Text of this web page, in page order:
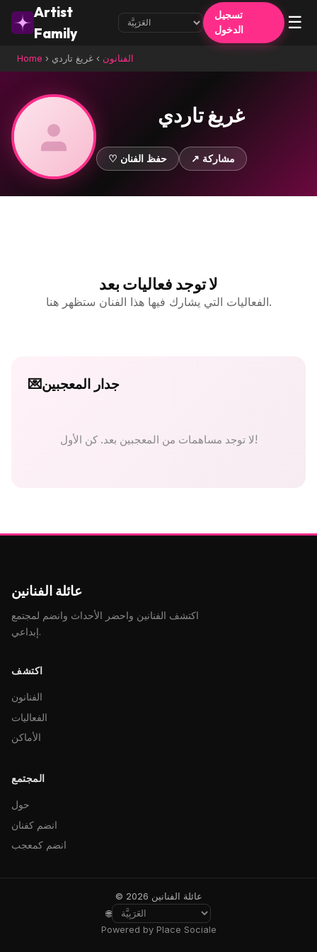
Artist
Family
تسجيل
الدخول
☰
Home › الفنانون › غريغ تاردي
غريغ تاردي
♡ حفظ الفنان ↗ مشاركة
لا توجد فعاليات بعد
الفعاليات التي يشارك فيها هذا الفنان ستظهر هنا.
💌جدار المعجبين
لا توجد مساهمات من المعجبين بعد. كن الأول!
عائلة الفنانين
اكتشف الفنانين واحضر الأحداث وانضم لمجتمع
إبداعي.
اكتشف
الفنانون
الفعاليات
الأماكن
المجتمع
حول
انضم كفنان
انضم كمعجب
© 2026 عائلة الفنانين
🌐
Powered by Place Sociale